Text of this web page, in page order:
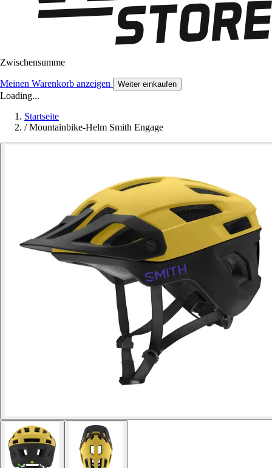
Zwischensumme
Meinen Warenkorb anzeigen Weiter einkaufen
Loading...
Startseite
/ Mountainbike-Helm Smith Engage